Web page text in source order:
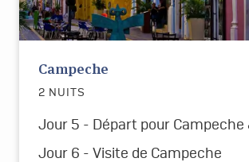
Campeche
2 NUITS
Jour 5 - Départ pour Campeche
Jour 6 - Visite de Campeche